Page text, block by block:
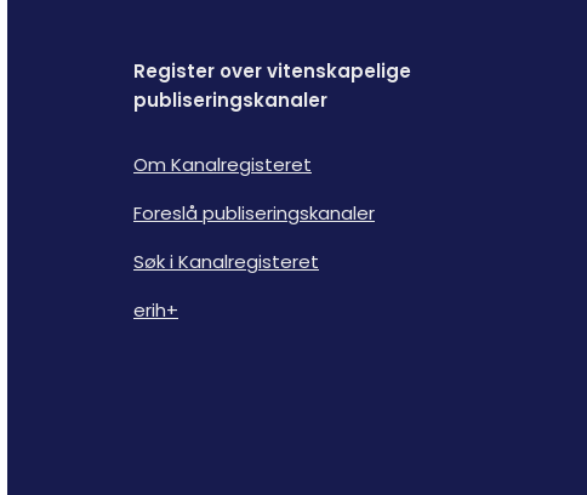
Register over vitenskapelige
publiseringskanaler
Om Kanalregisteret
Foreslå publiseringskanaler
Søk i Kanalregisteret
erih+